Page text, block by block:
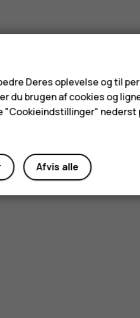
var nyttigt?
Deres oplevelse og til
du brugen af cookies og
nederst
Afvis alle